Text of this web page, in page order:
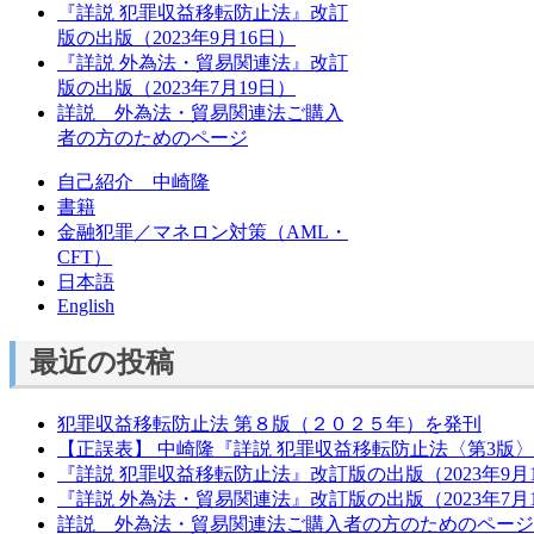
『詳説 犯罪収益移転防止法』改訂
版の出版（2023年9月16日）
『詳説 外為法・貿易関連法』改訂
版の出版（2023年7月19日）
詳説 外為法・貿易関連法ご購入
者の方のためのページ
自己紹介 中崎隆
書籍
金融犯罪／マネロン対策（AML・
CFT）
日本語
English
最近の投稿
犯罪収益移転防止法 第８版（２０２５年）を発刊
【正誤表】 中崎隆『詳説 犯罪収益移転防止法〈第3版〉
『詳説 犯罪収益移転防止法』改訂版の出版（2023年9月
『詳説 外為法・貿易関連法』改訂版の出版（2023年7月
詳説 外為法・貿易関連法ご購入者の方のためのページ